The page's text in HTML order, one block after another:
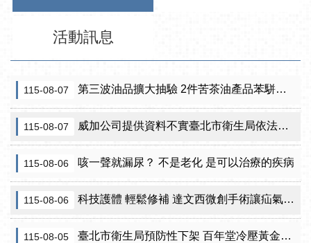
活動訊息
115-08-07 第三波油品擴大抽驗 2件苦茶油產品苯駢芘超標 前已要求預防性下架
115-08-07 威加公司提供資料不實臺北市衛生局依法重罰300萬元 續查苦茶油及原料下游
115-08-06 咳一聲就漏尿？ 不是老化 是可以治療的疾病
115-08-06 科技護體 輕鬆修補 達文西微創手術讓疝氣治療更精準
115-08-05 臺北市衛生局預防性下架 百年堂冷壓黃金苦茶油產品